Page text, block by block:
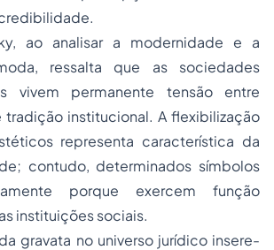
ao analisar a modernidade e a
ressalta que as sociedades
vivem permanente tensão entre
tradição institucional. A flexibilização
representa característica da
contudo, determinados símbolos
porque exercem função
instituições sociais.
gravata no universo jurídico insere-